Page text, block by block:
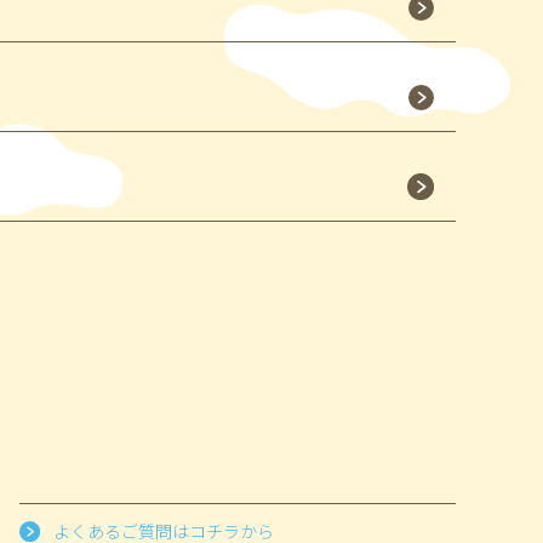
よくあるご質問はコチラから